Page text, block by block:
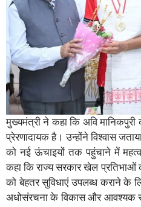
मुख्यमंत्री ने कहा कि अवि
प्रेरणादायक है। उन्होंने विश्वास
को नई ऊंचाइयों तक पहुंचाने में
कहा कि राज्य सरकार खेल प्रतिभाओं
को बेहतर सुविधाएं उपलब्ध कराने के
अधोसंरचना के विकास और आवश्यक